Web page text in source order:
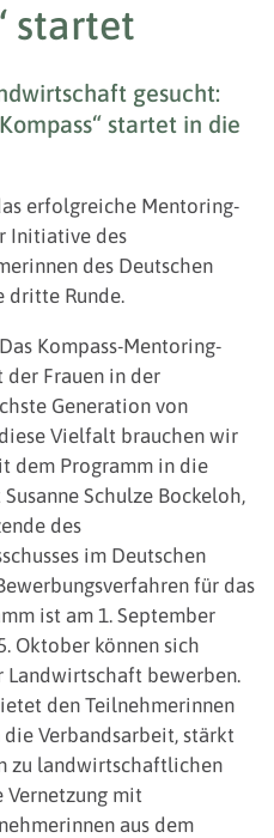
startet
gesucht:
startet in die
erfolgreiche Mentoring-
Initiative des
des Deutschen
dritte Runde.
Kompass-Mentoring-
Frauen in der
Generation von
Vielfalt brauchen wir
dem Programm in die
Schulze Bockeloh,
des
im Deutschen
für das
ist am 1. September
Oktober können sich
Landwirtschaft bewerben.
den Teilnehmerinnen
Verbandsarbeit, stärkt
zu landwirtschaftlichen
mit
aus dem